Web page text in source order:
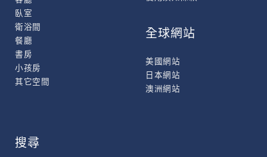
臥室
衛浴間
餐廳
書房
小孩房
其它空間
全球網站
美國網站
日本網站
澳洲網站
搜尋